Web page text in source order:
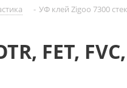
- УФ клей Zigoo 7300
FET, FVC,